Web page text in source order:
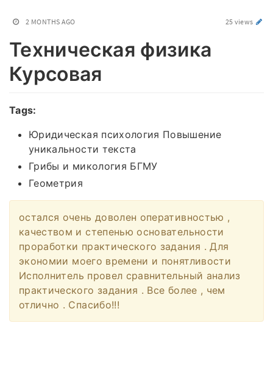
2 MONTHS AGO 25 views
Техническая физика
Курсовая
Tags:
Юридическая психология Повышение
уникальности текста
Грибы и микология БГМУ
Геометрия
остался очень доволен оперативностью ,
качеством и степенью основательности
проработки практического задания . Для
экономии моего времени и понятливости
Исполнитель провел сравнительный анализ
практического задания . Все более , чем
отлично . Спасибо!!!